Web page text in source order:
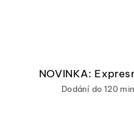
NOVINKA:
Dodání do 120